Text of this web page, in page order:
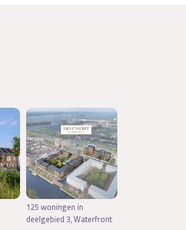
125 woningen in
deelgebied 3, Waterfront